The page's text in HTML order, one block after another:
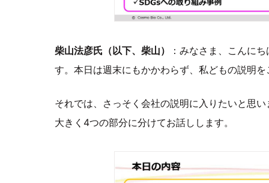
柴山法彦氏（以下、柴山）
：みなさま、こんに
す。本日は週末にもかかわらず、私どもの説明
それでは、さっそく会社の説明に入りたいと思
大きく4つの部分に分けてお話しします。